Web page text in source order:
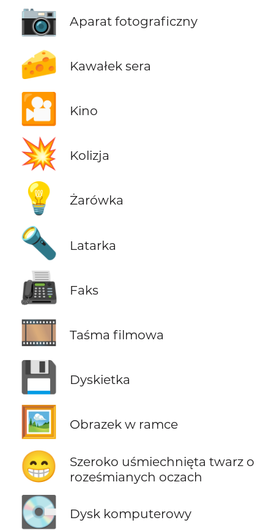
📷 Aparat fotograficzny
🧀 Kawałek sera
🎦 Kino
💥 Kolizja
💡 Żarówka
🔦 Latarka
📠 Faks
🎞️ Taśma filmowa
💾 Dyskietka
🖼️ Obrazek w ramce
😁
Szeroko uśmiechnięta twarz o
roześmianych oczach
💽 Dysk komputerowy